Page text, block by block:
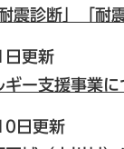
震診断」「耐
更新
ギー支援事業に
日更新